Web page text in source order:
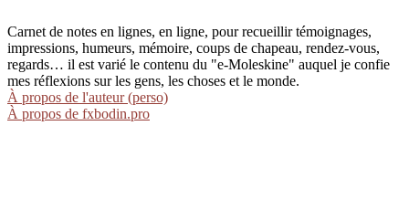
Carnet de notes en lignes, en ligne, pour recueillir témoignages,
impressions, humeurs, mémoire, coups de chapeau, rendez-vous,
regards… il est varié le contenu du "e-Moleskine" auquel je confie
mes réflexions sur les gens, les choses et le monde.
À propos de l'auteur (perso)
À propos de fxbodin.pro